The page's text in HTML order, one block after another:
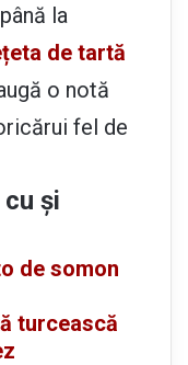
la
de tartă
o notă
fel de
și
de somon
turcească